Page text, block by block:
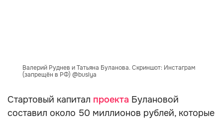
Валерий Руднев и Татьяна Буланова. Скриншот: Инстаграм
(запрещён в РФ) @buslya
Стартовый капитал проекта Булановой
составил около 50 миллионов рублей, которые